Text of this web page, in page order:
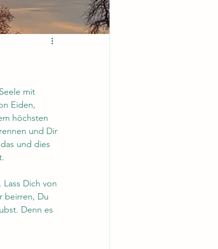
mit
Eiden,
höchsten
und Dir
und dies
Dich von
beirren, Du
Denn es